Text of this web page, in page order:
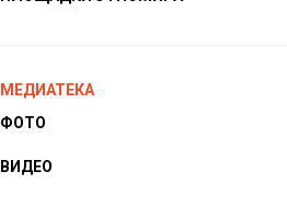
МЕДИАТЕКА
ФОТО
ВИДЕО